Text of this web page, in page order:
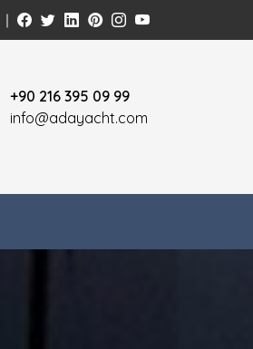
+90 216 395 09 99
info@adayacht.com